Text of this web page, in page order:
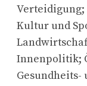
Kultur und
Innenpolitik;
Gesundheits-